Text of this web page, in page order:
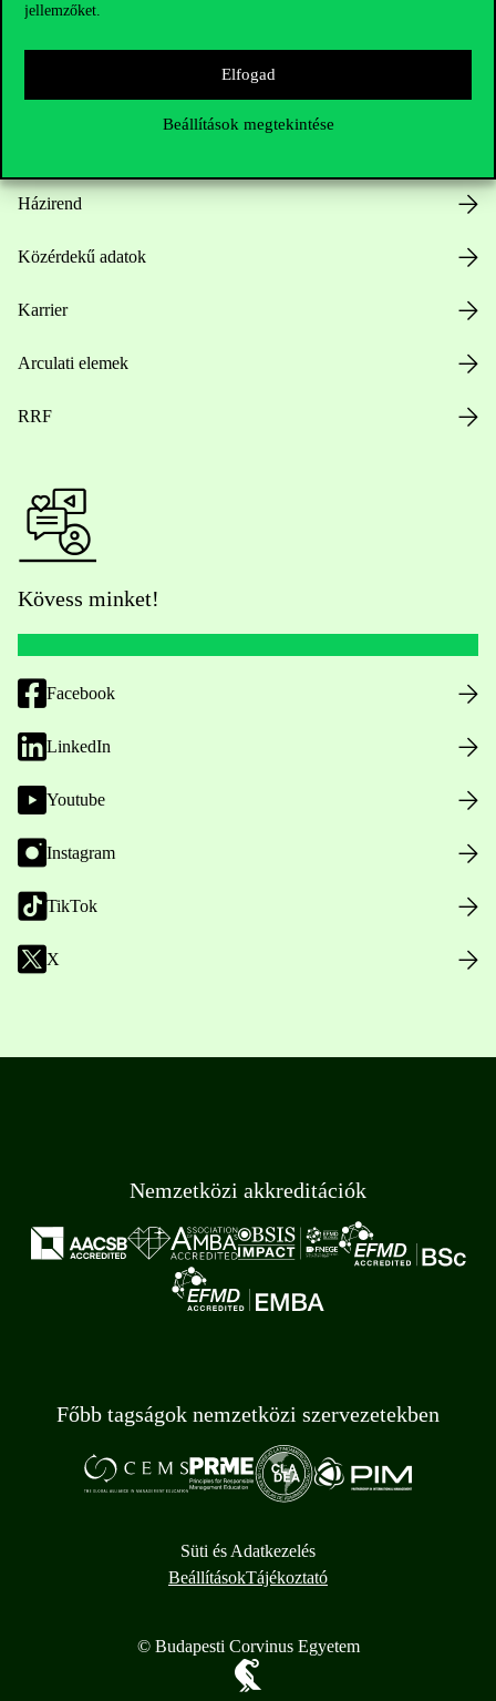
jellemzőket.
Elfogad
Beállítások megtekintése
Hasznos linkek
Házirend
Közérdekű adatok
Karrier
Arculati elemek
RRF
Kövess minket!
Facebook
LinkedIn
Youtube
Instagram
TikTok
X
Nemzetközi akkreditációk
Főbb tagságok nemzetközi szervezetekben
Süti és Adatkezelés
BeállításokTájékoztató
© Budapesti Corvinus Egyetem